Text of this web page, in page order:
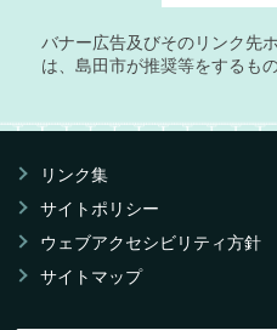
バナー広告及びそのリンク先
は、島田市が推奨等をするも
リンク集
サイトポリシー
ウェブアクセシビリティ方針
サイトマップ